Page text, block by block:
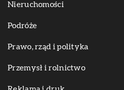
Nieruchomości
Podróże
Prawo, rząd i polityka
Przemysł i rolnictwo